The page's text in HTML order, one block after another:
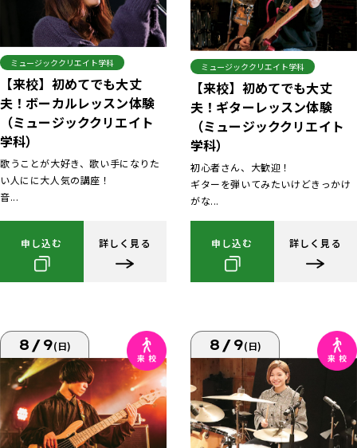
ミュージッククリエイト学科
【来校】初めてでも大丈
夫！ボーカルレッスン体験
（ミュージッククリエイト
学科）
歌うことが大好き、歌い手になりた
い人にに大人気の講座！
音...
申し込む 詳しく見る
ミュージッククリエイト学科
【来校】初めてでも大丈
夫！ギターレッスン体験
（ミュージッククリエイト
学科）
初心者さん、大歓迎！
ギターを弾いてみたいけどきっかけ
がな...
申し込む 詳しく見る
8/9(日) 8/9(日)